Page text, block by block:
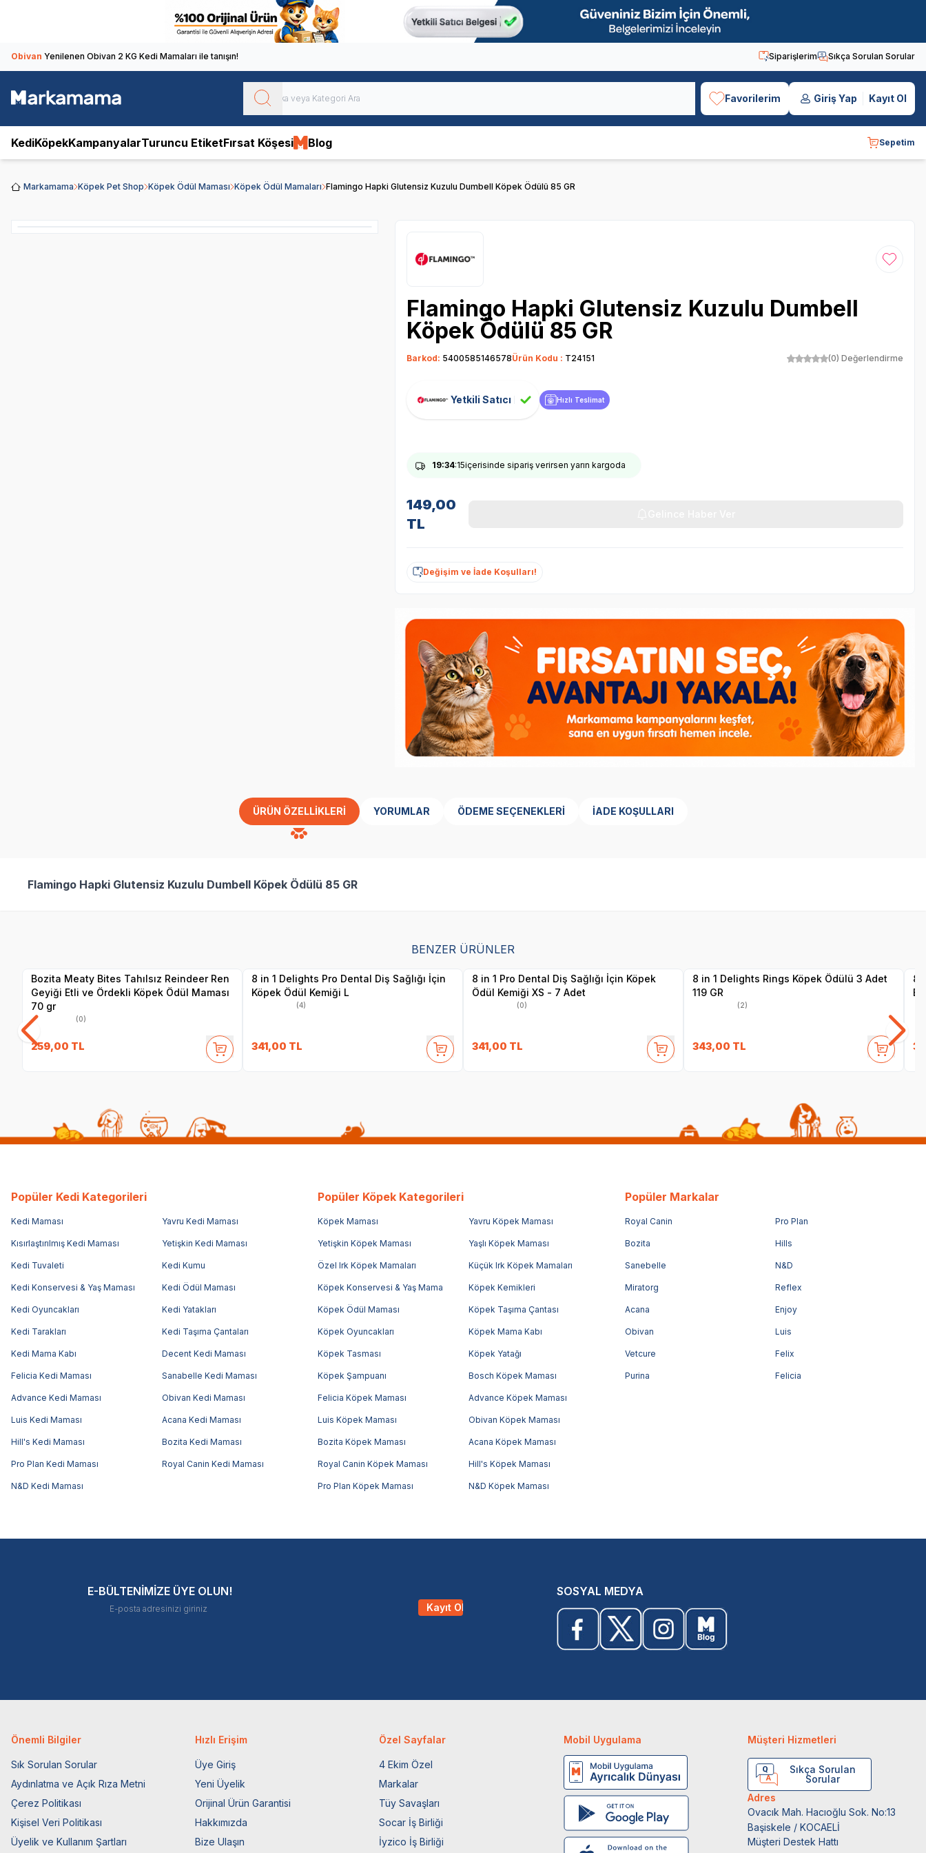
Obivan Yenilenen Obivan 2 KG Kedi Mamaları ile tanışın! Siparişlerim Sıkça Sorulan Sorular
Favorilerim Giriş Yap Kayıt Ol
KediKöpekKampanyalarTuruncu EtiketFırsat Köşesi Blog Sepetim
Markamama Köpek Pet Shop Köpek Ödül Maması Köpek Ödül Mamaları Flamingo Hapki Glutensiz Kuzulu Dumbell Köpek Ödülü 85 GR
Favoriye
Flamingo Hapki Glutensiz Kuzulu Dumbell
Köpek Ödülü 85 GR
Barkod: 5400585146578Ürün Kodu : T24151 (0) Değerlendirme
Yetkili Satıcı Hızlı Teslimat
19:34:14içerisinde sipariş verirsen yarın kargoda
149,00
TL
Değişim ve İade Koşulları!
ÜRÜN ÖZELLIKLERI YORUMLAR ÖDEME SEÇENEKLERI İADE KOŞULLARI
Flamingo Hapki Glutensiz Kuzulu Dumbell Köpek Ödülü 85 GR
BENZER ÜRÜNLER
Bozita Meaty Bites Tahılsız Reindeer Ren
Geyiği Etli ve Ördekli Köpek Ödül Maması
70 gr
(0)
259,00 TL
8 in 1 Delights Pro Dental Diş Sağlığı İçin
Köpek Ödül Kemiği L
(4)
341,00 TL
8 in 1 Pro Dental Diş Sağlığı İçin Köpek
Ödül Kemiği XS - 7 Adet
(0)
341,00 TL
8 in 1 Delights Rings Köpek Ödülü 3 Adet
119 GR
(2)
343,00 TL
8
Popüler Kedi Kategorileri
Kedi Maması Yavru Kedi Maması
Kısırlaştırılmış Kedi Maması Yetişkin Kedi Maması
Kedi Tuvaleti Kedi Kumu
Kedi Konservesi & Yaş Maması Kedi Ödül Maması
Kedi Oyuncakları Kedi Yatakları
Kedi Tarakları Kedi Taşıma Çantaları
Kedi Mama Kabı Decent Kedi Maması
Felicia Kedi Maması Sanabelle Kedi Maması
Advance Kedi Maması Obivan Kedi Maması
Luis Kedi Maması Acana Kedi Maması
Hill's Kedi Maması Bozita Kedi Maması
Pro Plan Kedi Maması Royal Canin Kedi Maması
N&D Kedi Maması
Popüler Köpek Kategorileri
Köpek Maması Yavru Köpek Maması
Yetişkin Köpek Maması Yaşlı Köpek Maması
Özel Irk Köpek Mamaları Küçük Irk Köpek Mamaları
Köpek Konservesi & Yaş Mama Köpek Kemikleri
Köpek Ödül Maması Köpek Taşıma Çantası
Köpek Oyuncakları Köpek Mama Kabı
Köpek Tasması Köpek Yatağı
Köpek Şampuanı Bosch Köpek Maması
Felicia Köpek Maması Advance Köpek Maması
Luis Köpek Maması Obivan Köpek Maması
Bozita Köpek Maması Acana Köpek Maması
Royal Canin Köpek Maması Hill's Köpek Maması
Pro Plan Köpek Maması N&D Köpek Maması
Popüler Markalar
Royal Canin Pro Plan
Bozita Hills
Sanebelle N&D
Miratorg Reflex
Acana Enjoy
Obivan Luis
Vetcure Felix
Purina Felicia
E-BÜLTENİMİZE ÜYE OLUN!
Kayıt Ol
SOSYAL MEDYA
Önemli Bilgiler
Sık Sorulan Sorular
Aydınlatma ve Açık Rıza Metni
Çerez Politikası
Kişisel Veri Politikası
Üyelik ve Kullanım Şartları
Hızlı Erişim
Üye Giriş
Yeni Üyelik
Orijinal Ürün Garantisi
Hakkımızda
Bize Ulaşın
Özel Sayfalar
4 Ekim Özel
Markalar
Tüy Savaşları
Socar İş Birliği
İyzico İş Birliği
Mobil Uygulama Müşteri Hizmetleri
Sıkça Sorulan
Sorular
Adres
Ovacık Mah. Hacıoğlu Sok. No:13
Başiskele / KOCAELİ
Müşteri Destek Hattı